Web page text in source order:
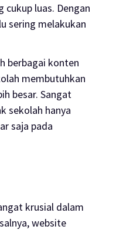
cukup luas. Dengan
sering melakukan
berbagai konten
membutuhkan
besar. Sangat
sekolah hanya
saja pada
krusial dalam
website